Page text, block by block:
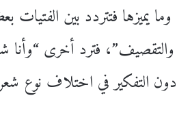
وما يميزها فتتردد بين
فترد أخرى “وأنا
التفكير في اختلاف نوع